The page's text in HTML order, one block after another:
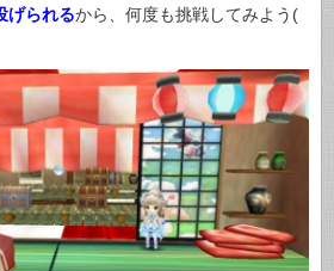
げられるから、何度も挑戦してみよう(